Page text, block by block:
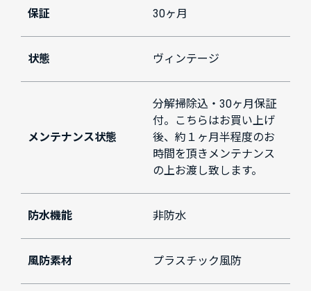
保証 30ヶ月
状態 ヴィンテージ
メンテナンス状態
分解掃除込・30ヶ月保証
付。こちらはお買い上げ
後、約１ヶ月半程度のお
時間を頂きメンテナンス
の上お渡し致します。
防水機能 非防水
風防素材 プラスチック風防